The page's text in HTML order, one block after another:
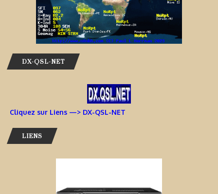
DX-QSL-NET
Cliquez sur Liens —> DX-QSL-NET
LIENS